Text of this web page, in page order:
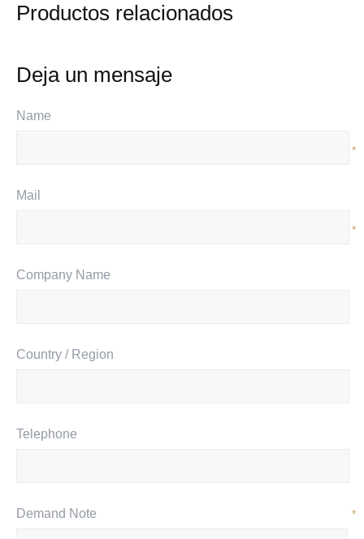
Productos relacionados
Deja un mensaje
Name
*
Mail
*
Company Name
Country / Region
Telephone
Demand Note *